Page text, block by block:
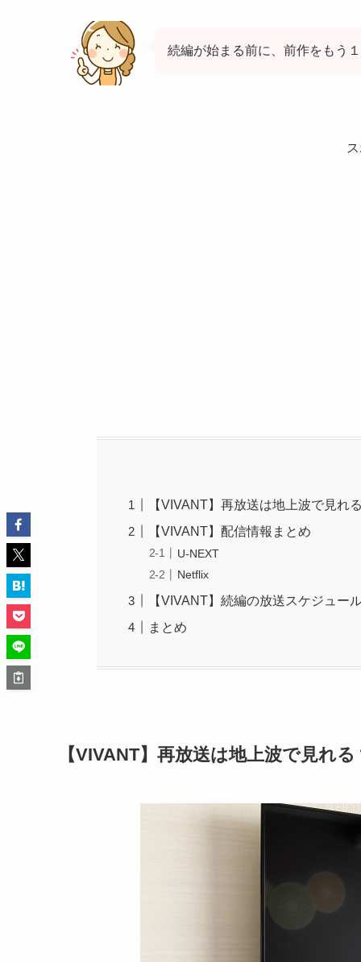
続編が始まる前に、前作をもう
【VIVANT】再放送は地上波で見れ
【VIVANT】配信情報まとめ
U-NEXT
Netflix
【VIVANT】続編の放送スケジュー
まとめ
【VIVANT】再放送は地上波で見れる